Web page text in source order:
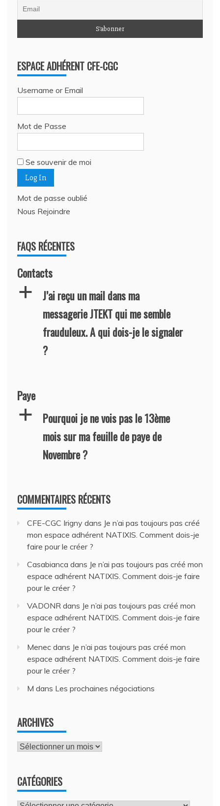
ESPACE ADHÉRENT CFE-CGC
Username or Email
Mot de Passe
Se souvenir de moi
Mot de passe oublié
Nous Rejoindre
FAQS RÉCENTES
Contacts
a
J’ai reçu un mail dans ma
messagerie JTEKT qui me semble
frauduleux. A qui dois-je le signaler
?
Paye
a
Pourquoi je ne vois pas le 13ème
mois sur ma feuille de paye de
Novembre ?
COMMENTAIRES RÉCENTS
CFE-CGC Irigny dans Je n’ai pas toujours pas créé
mon espace adhérent NATIXIS. Comment dois-je
faire pour le créer ?
Casabianca dans Je n’ai pas toujours pas créé mon
espace adhérent NATIXIS. Comment dois-je faire
pour le créer ?
VADONR dans Je n’ai pas toujours pas créé mon
espace adhérent NATIXIS. Comment dois-je faire
pour le créer ?
Menec dans Je n’ai pas toujours pas créé mon
espace adhérent NATIXIS. Comment dois-je faire
pour le créer ?
M dans Les prochaines négociations
ARCHIVES
Archives
CATÉGORIES